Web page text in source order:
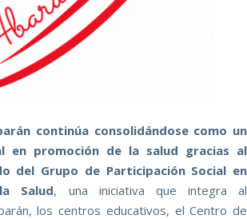
continúa consolidándose como un
en promoción de la salud gracias al
del Grupo de Participación Social en
Salud, una iniciativa que integra al
los centros educativos, el Centro de